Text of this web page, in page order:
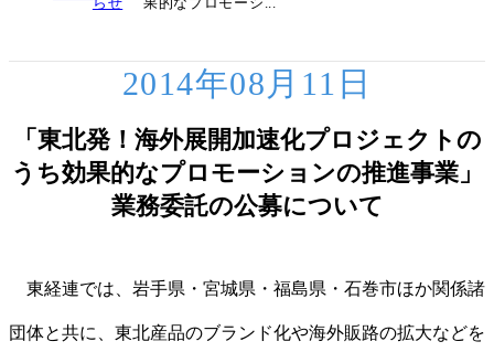
2014年08月11日
「東北発！海外展開加速化プロジェクトの
うち効果的なプロモーションの推進事業」
業務委託の公募について
東経連では、岩手県・宮城県・福島県・石巻市ほか関係諸
団体と共に、東北産品のブランド化や海外販路の拡大などを